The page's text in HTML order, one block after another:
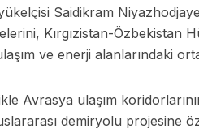
Saidikram
Kırgızistan-Özbekistan
ve enerji alanlarındaki
Avrasya ulaşım
demiryolu projesine